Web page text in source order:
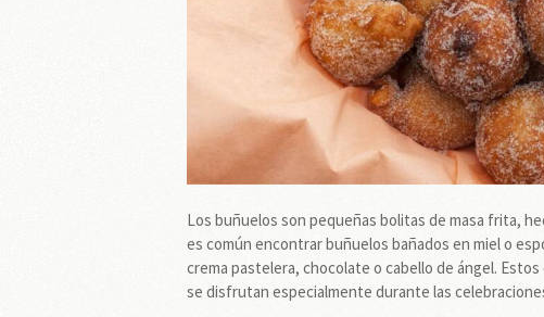
Los buñuelos son pequeñas bolitas de masa frita,
es común encontrar buñuelos bañados en miel o
crema pastelera, chocolate o cabello de ángel.
se disfrutan especialmente durante las